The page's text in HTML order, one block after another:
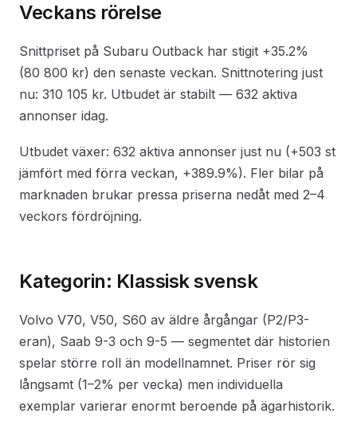
Veckans rörelse
Snittpriset på Subaru Outback har stigit +35.2%
(80 800 kr) den senaste veckan. Snittnotering just
nu: 310 105 kr. Utbudet är stabilt — 632 aktiva
annonser idag.
Utbudet växer: 632 aktiva annonser just nu (+503 st
jämfört med förra veckan, +389.9%). Fler bilar på
marknaden brukar pressa priserna nedåt med 2–4
veckors fördröjning.
Kategorin: Klassisk svensk
Volvo V70, V50, S60 av äldre årgångar (P2/P3-
eran), Saab 9-3 och 9-5 — segmentet där historien
spelar större roll än modellnamnet. Priser rör sig
långsamt (1–2% per vecka) men individuella
exemplar varierar enormt beroende på ägarhistorik.